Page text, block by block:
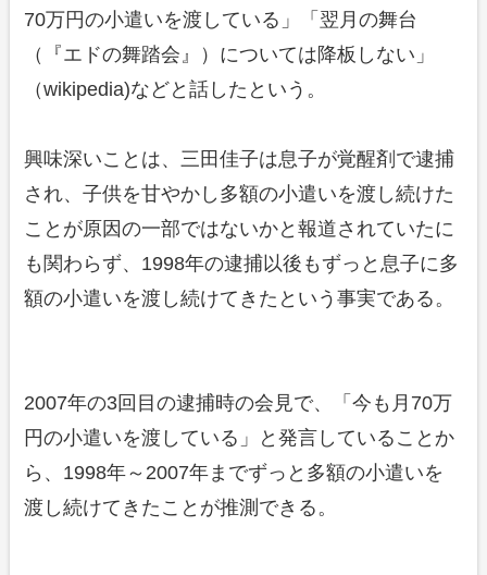
70万円の小遣いを渡している」「翌月の舞台
（『エドの舞踏会』）については降板しない」
（wikipedia)などと話したという。
興味深いことは、三田佳子は息子が覚醒剤で逮捕
され、子供を甘やかし多額の小遣いを渡し続けた
ことが原因の一部ではないかと報道されていたに
も関わらず、1998年の逮捕以後もずっと息子に多
額の小遣いを渡し続けてきたという事実である。
2007年の3回目の逮捕時の会見で、「今も月70万
円の小遣いを渡している」と発言していることか
ら、1998年～2007年までずっと多額の小遣いを
渡し続けてきたことが推測できる。